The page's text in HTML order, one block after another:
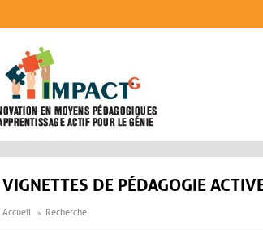
VIGNETTES DE PÉDAGOGIE
Accueil Recherche